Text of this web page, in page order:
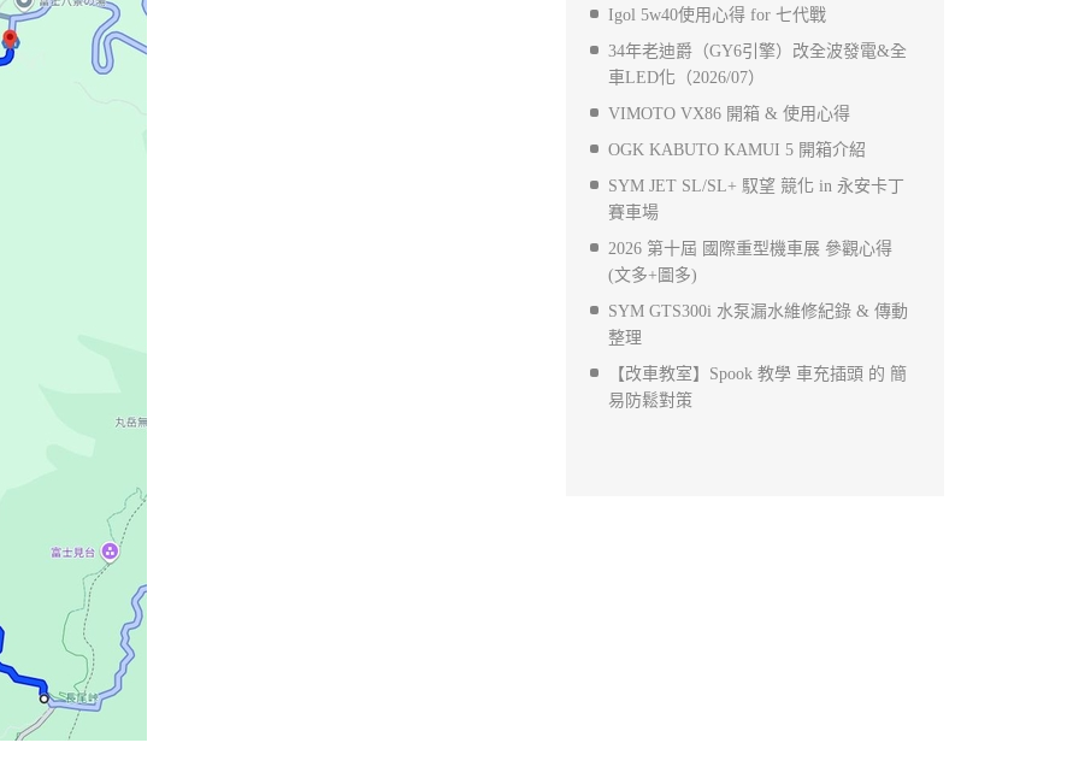
Igol 5w40使用心得 for 七代戰
34年老迪爵（GY6引擎）改全波發電&全
車LED化（2026/07）
VIMOTO VX86 開箱 & 使用心得
OGK KABUTO KAMUI 5 開箱介紹
SYM JET SL/SL+ 馭望 競化 in 永安卡丁
賽車場
2026 第十屆 國際重型機車展 參觀心得
(文多+圖多)
SYM GTS300i 水泵漏水維修紀錄 & 傳動
整理
【改車教室】Spook 教學 車充插頭 的 簡
易防鬆對策